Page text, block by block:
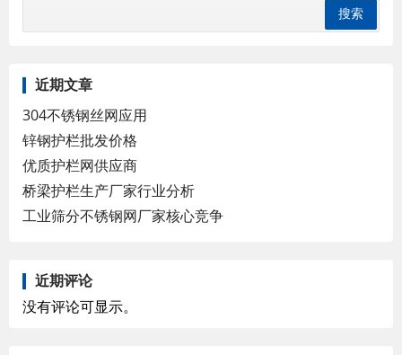
近期文章
304不锈钢丝网应用
锌钢护栏批发价格
优质护栏网供应商
桥梁护栏生产厂家行业分析
工业筛分不锈钢网厂家核心竞争
近期评论
没有评论可显示。